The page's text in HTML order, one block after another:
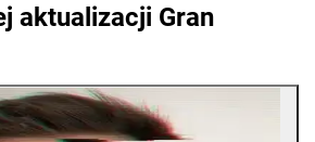
aktualizacji Gran